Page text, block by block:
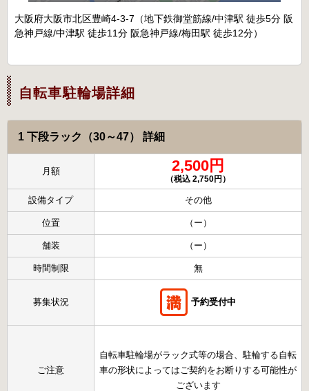
大阪府大阪市北区豊崎4-3-7（地下鉄御堂筋線/中津駅 徒歩5分 阪
急神戸線/中津駅 徒歩11分 阪急神戸線/梅田駅 徒歩12分）
自転車駐輪場詳細
1 下段ラック（30～47） 詳細
月額 2,500円
（税込 2,750円）
設備タイプ その他
位置 （ー）
舗装 （ー）
時間制限 無
募集状況 予約受付中
ご注意
自転車駐輪場がラック式等の場合、駐輪する自転
車の形状によってはご契約をお断りする可能性が
ございます